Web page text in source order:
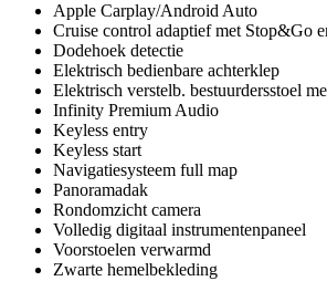
Apple Carplay/Android Auto
Cruise control adaptief met Stop&Go
Dodehoek detectie
Elektrisch bedienbare achterklep
Elektrisch verstelb. bestuurdersstoel
Infinity Premium Audio
Keyless entry
Keyless start
Navigatiesysteem full map
Panoramadak
Rondomzicht camera
Volledig digitaal instrumentenpaneel
Voorstoelen verwarmd
Zwarte hemelbekleding